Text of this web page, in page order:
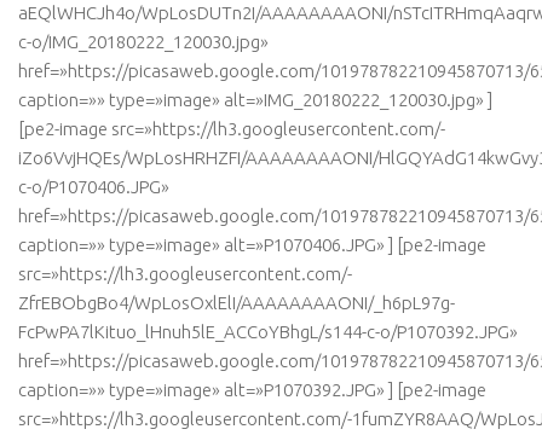
aEQlWHCJh4o/WpLosDUTn2I/AAAAAAAAONI/
c-o/IMG_20180222_120030.jpg»
href=»https://picasaweb.google.com/101978782210945870713/
caption=»» type=»image» alt=»IMG_20180222_120030.jpg» ]
[pe2-image src=»https://lh3.googleusercontent.com/-
iZo6VvjHQEs/WpLosHRHZFI/AAAAAAAAONI/
c-o/P1070406.JPG»
href=»https://picasaweb.google.com/101978782210945870713/
caption=»» type=»image» alt=»P1070406.JPG» ] [pe2-image
src=»https://lh3.googleusercontent.com/-
ZfrEBObgBo4/WpLosOxlElI/AAAAAAAAONI/_h6pL97g-
FcPwPA7lKituo_lHnuh5lE_ACCoYBhgL/s144-c-o/P1070392.JPG»
href=»https://picasaweb.google.com/101978782210945870713/
caption=»» type=»image» alt=»P1070392.JPG» ] [pe2-image
src=»https://lh3.googleusercontent.com/-1fumZYR8AAQ/